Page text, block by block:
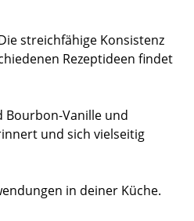
streichfähige Konsistenz
Rezeptideen findet
Bourbon-Vanille und
und sich vielseitig
in deiner Küche.